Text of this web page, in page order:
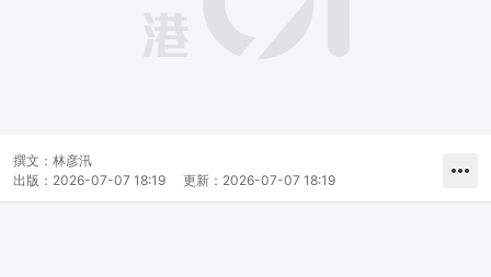
撰文： 林彦汛
出版： 2026-07-07 18:19 更新： 2026-07-07 18:19